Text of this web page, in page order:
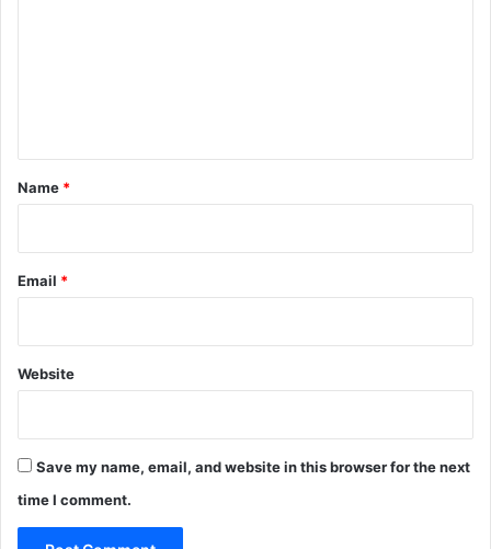
*
Name *
Email *
Website
Save my name, email, and website in this browser for the next
time I comment.